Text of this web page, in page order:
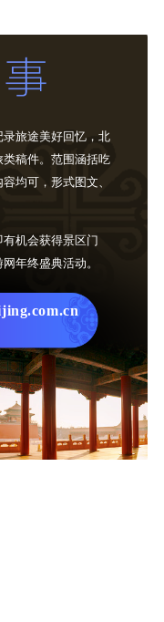
旅途美好回忆，北
稿件。范围涵括吃
均可，形式图文、
机会获得景区门
年终盛典活动。